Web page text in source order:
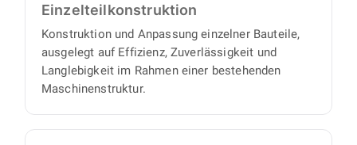
Einzelteil­konstruktion
Konstruktion und Anpassung einzelner Bauteile,
ausgelegt auf Effizienz, Zuverlässigkeit und
Langlebigkeit im Rahmen einer bestehenden
Maschinenstruktur.